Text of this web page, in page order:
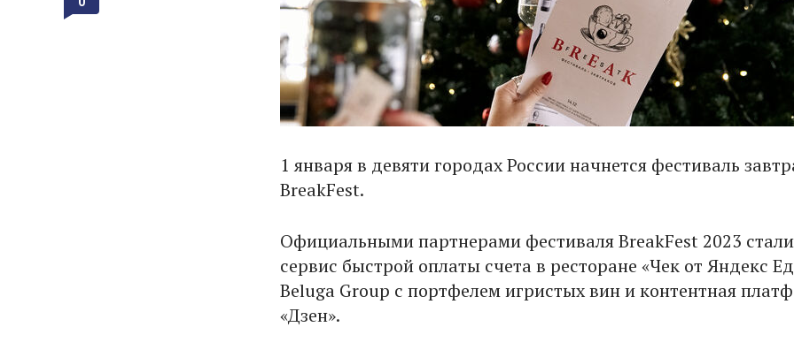
1 января в девяти городах России начнется фестиваль
BreakFest.
Официальными партнерами фестиваля BreakFest 2023 стали
сервис быстрой оплаты счета в ресторане «Чек от Яндекс
Beluga Group с портфелем игристых вин и контентная
«Дзен».